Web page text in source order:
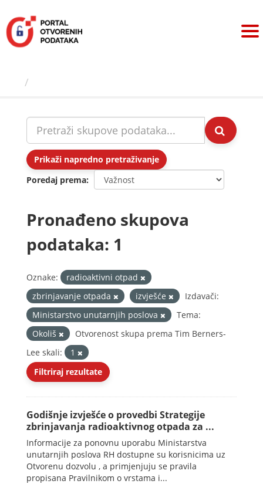
sadržaj
Prikaži napredno pretraživanje
Poredaj prema
Pronađeno skupova
podataka: 1
Oznake:
radioaktivni otpad
zbrinjavanje otpada
izvješće
Izdavači:
Ministarstvo unutarnjih poslova
Tema:
Okoliš
Otvorenost skupa prema Tim Berners-
Lee skali:
1
Filtriraj rezultate
Godišnje izvješće o provedbi Strategije
zbrinjavanja radioaktivnog otpada za ...
Informacije za ponovnu uporabu Ministarstva
unutarnjih poslova RH dostupne su korisnicima uz
Otvorenu dozvolu , a primjenjuju se pravila
propisana Pravilnikom o vrstama i...